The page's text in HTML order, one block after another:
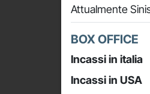
Attualmente
BOX OFFICE
Incassi in italia
Incassi in USA